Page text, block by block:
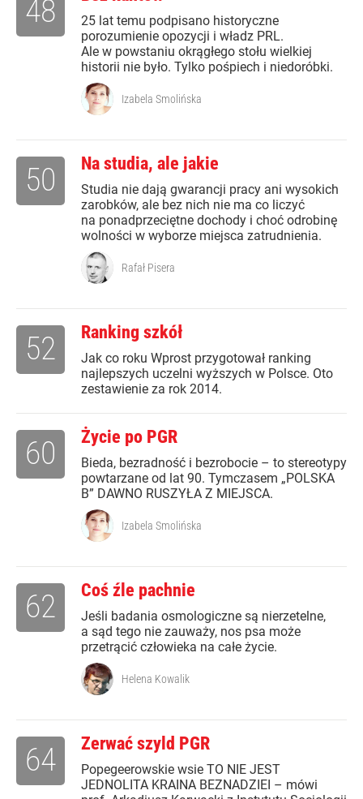
25 lat temu podpisano historyczne
porozumienie opozycji i władz PRL.
Ale w powstaniu okrągłego stołu wielkiej
historii nie było. Tylko pośpiech i niedoróbki.
48
Izabela Smolińska
Na studia, ale jakie
Studia nie dają gwarancji pracy ani wysokich
zarobków, ale bez nich nie ma co liczyć
na ponadprzeciętne dochody i choć odrobinę
wolności w wyborze miejsca zatrudnienia.
50
Rafał Pisera
Ranking szkół
Jak co roku Wprost przygotował ranking
najlepszych uczelni wyższych w Polsce. Oto
zestawienie za rok 2014.
52
Życie po PGR
Bieda, bezradność i bezrobocie – to stereotypy
powtarzane od lat 90. Tymczasem „POLSKA
B” DAWNO RUSZYŁA Z MIEJSCA.
60
Izabela Smolińska
Coś źle pachnie
Jeśli badania osmologiczne są nierzetelne,
a sąd tego nie zauważy, nos psa może
przetrącić człowieka na całe życie.
62
Helena Kowalik
Zerwać szyld PGR
Popegeerowskie wsie TO NIE JEST
JEDNOLITA KRAINA BEZNADZIEI – mówi
64